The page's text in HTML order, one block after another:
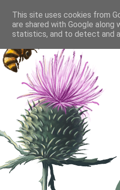
This site uses cookies from
are shared with Google
statistics, and to detect and